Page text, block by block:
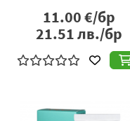
11.00€/бр
21.51лв./бр